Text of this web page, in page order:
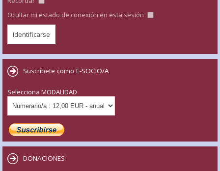
Ocultar mi estado de conexión en esta sesión
Suscríbete como E-SOCIO/A
Selecciona MODALIDAD
DONACIONES